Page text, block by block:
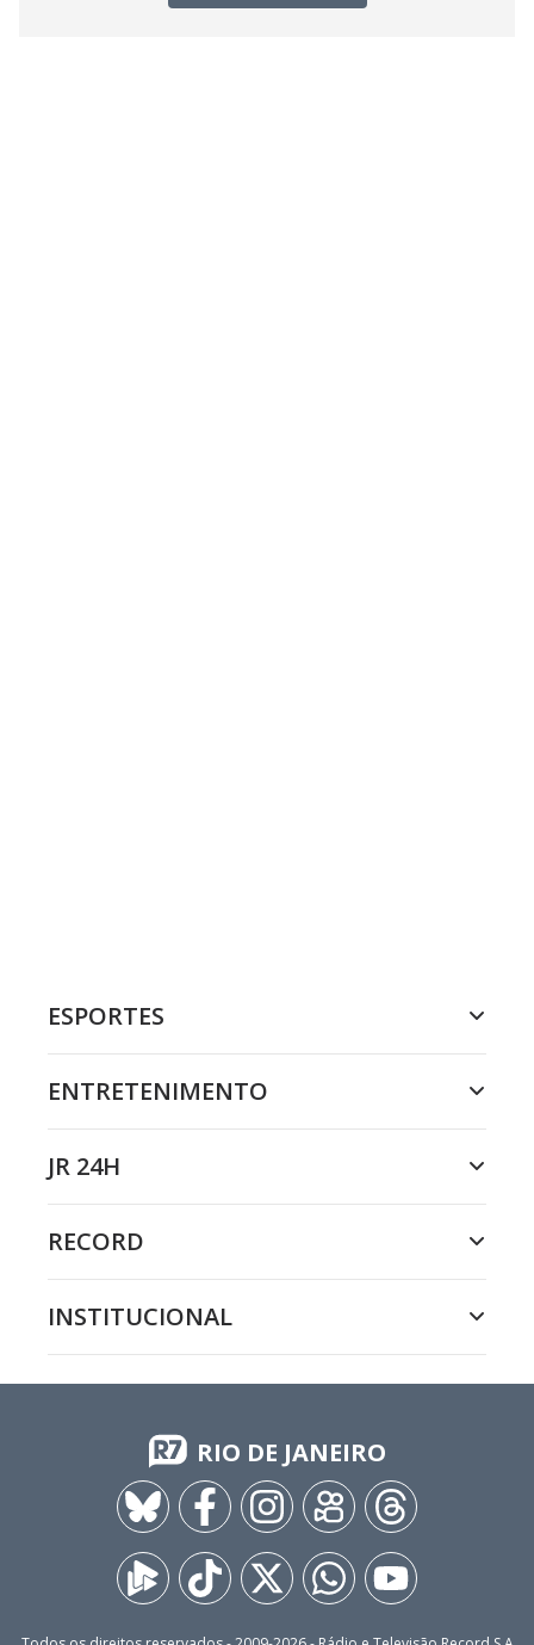
ESPORTES
ENTRETENIMENTO
JR 24H
RECORD
INSTITUCIONAL
RIO DE JANEIRO